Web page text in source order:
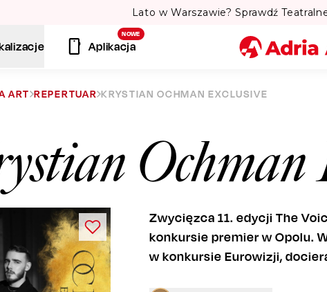
Lato w Warszawie? Sprawdź
NOWE
Aplikacja
Szukaj
ART REPERTUAR KRYSTIAN OCHMAN EXCLUSIVE
Ochman
Zwycięzca 11. edycji The
konkursie premier w Opolu.
w konkursie Eurowizji,